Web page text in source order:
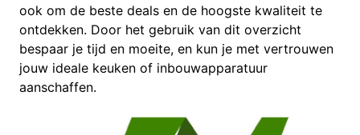
ook om de beste deals en de hoogste kwaliteit te
ontdekken. Door het gebruik van dit overzicht
bespaar je tijd en moeite, en kun je met vertrouwen
jouw ideale keuken of inbouwapparatuur
aanschaffen.